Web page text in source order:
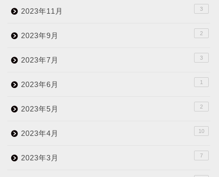
2023年11月 3
2023年9月 2
2023年7月 3
2023年6月 1
2023年5月 2
2023年4月 10
2023年3月 7